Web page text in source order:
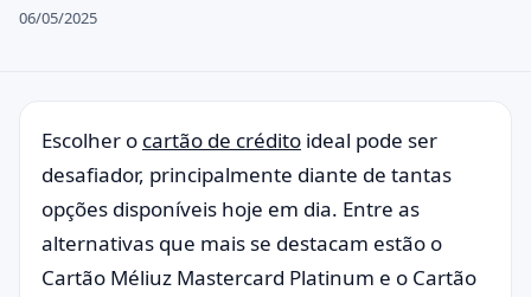
06/05/2025
Escolher o cartão de crédito ideal pode ser
desafiador, principalmente diante de tantas
opções disponíveis hoje em dia. Entre as
alternativas que mais se destacam estão o
Cartão Méliuz Mastercard Platinum e o Cartão